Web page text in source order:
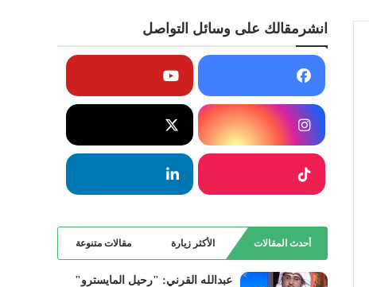
انشرمقالك على وسائل التواصل
أحدث المقالات الأكثر زيارة مقالات متنوعة
عبدالله القرني: "رحيل المايسترو"